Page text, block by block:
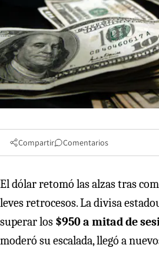
Compartir Comentarios
El dólar retomó las alzas tras
leves retrocesos. La divisa
superar los $950 a mitad de
moderó su escalada, llegó a